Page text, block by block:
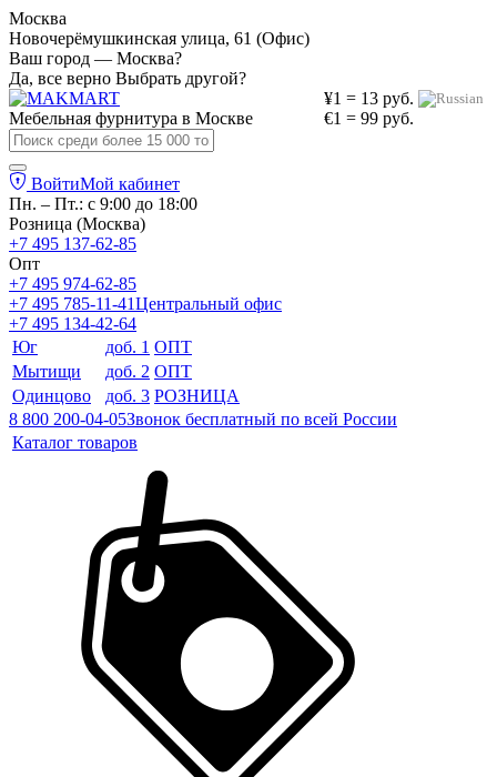
Москва
Новочерёмушкинская улица, 61 (Офис)
Ваш город — Москва?
Да, все верно Выбрать другой?
¥1 = 13 руб.
€1 = 99 руб.
Мебельная фурнитура в Москве
ВойтиМой кабинет
Пн. – Пт.: с 9:00 до 18:00
Розница (Москва)
+7 495 137-62-85
Опт
+7 495 974-62-85
+7 495 785-11-41Центральный офис
+7 495 134-42-64
Юг
доб. 1 ОПТ
Мытищи
доб. 2 ОПТ
Одинцово
доб. 3 РОЗНИЦА
8 800 200-04-05Звонок бесплатный по всей России
Каталог товаров